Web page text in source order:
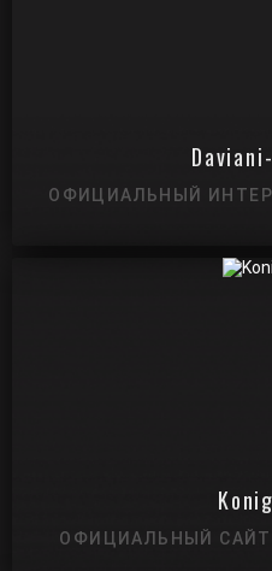
ОФИЦИАЛЬНЫЙ
ОФИЦИАЛЬНЫЙ САЙТ